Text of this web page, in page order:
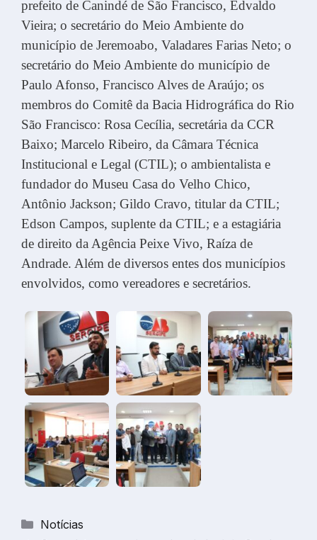
prefeito de Canindé de São Francisco, Edvaldo
Vieira; o secretário do Meio Ambiente do
município de Jeremoabo, Valadares Farias Neto; o
secretário do Meio Ambiente do município de
Paulo Afonso, Francisco Alves de Araújo; os
membros do Comitê da Bacia Hidrográfica do Rio
São Francisco: Rosa Cecília, secretária da CCR
Baixo; Marcelo Ribeiro, da Câmara Técnica
Institucional e Legal (CTIL); o ambientalista e
fundador do Museu Casa do Velho Chico,
Antônio Jackson; Gildo Cravo, titular da CTIL;
Edson Campos, suplente da CTIL; e a estagiária
de direito da Agência Peixe Vivo, Raíza de
Andrade. Além de diversos entes dos municípios
envolvidos, como vereadores e secretários.
Categorias
Notícias